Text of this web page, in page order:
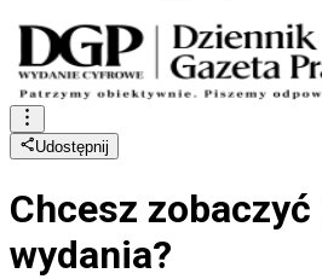
Udostępnij
Chcesz zobaczyć
wydania?